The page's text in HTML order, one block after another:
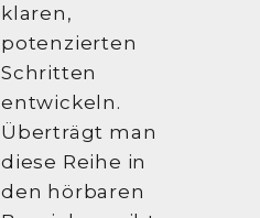
klaren,
potenzierten
Schritten
entwickeln.
Überträgt man
diese Reihe in
den hörbaren